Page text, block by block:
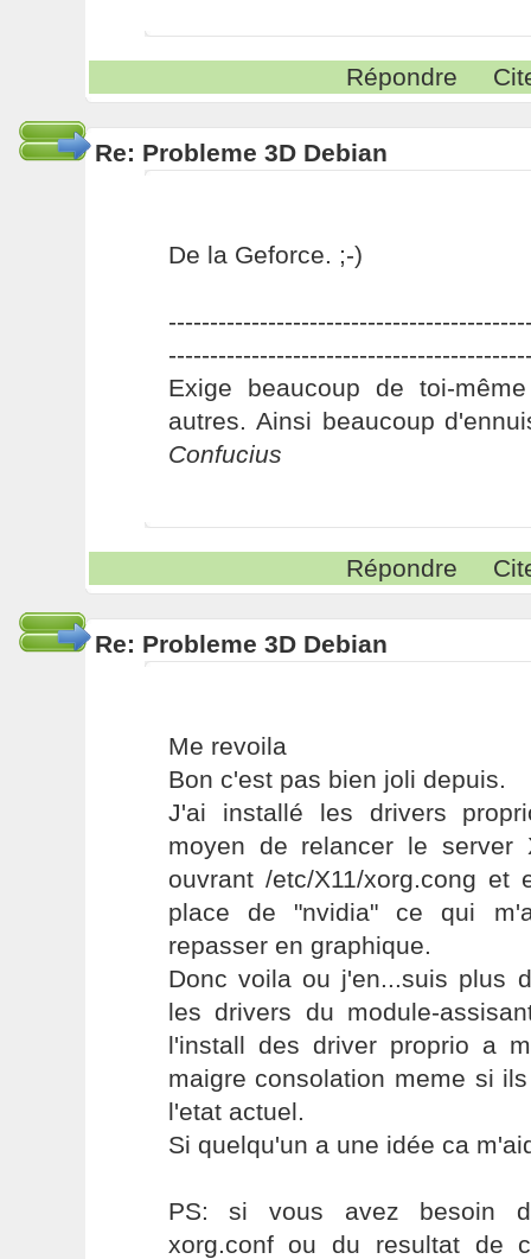
Répondre
Re: Probleme 3D Debian
De la Geforce. ;-)
Exige beaucoup de toi-
autres. Ainsi beaucoup
Confucius
Répondre
Re: Probleme 3D Debian
Me revoila
Bon c'est pas bien joli depuis.
J'ai installé les drivers
moyen de relancer le
ouvrant /etc/X11/xorg.cong
place de "nvidia" ce qui
repasser en graphique.
Donc voila ou j'en...suis plus
les drivers du module-
l'install des driver proprio a
maigre consolation meme si
l'etat actuel.
Si quelqu'un a une idée ca
PS: si vous avez besoin
xorg.conf ou du resultat de